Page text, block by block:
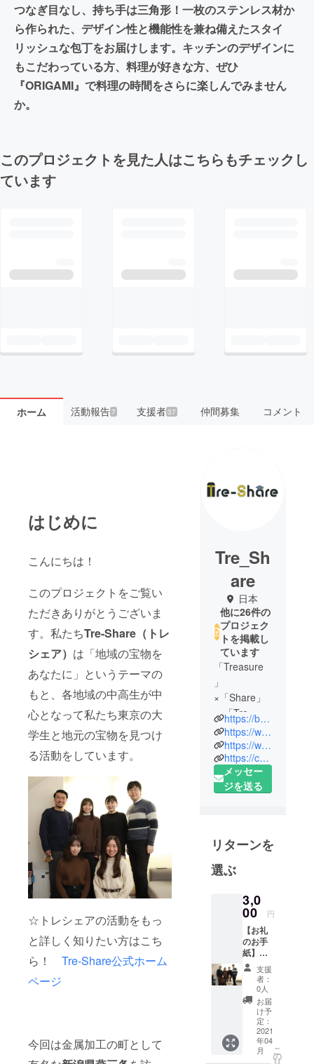
つなぎ目なし、持ち手は三角形！一枚のステンレス材か
ら作られた、デザイン性と機能性を兼ね備えたスタイ
リッシュな包丁をお届けします。キッチンのデザインに
もこだわっている方、料理が好きな方、ぜひ
『ORIGAMI』で料理の時間をさらに楽しんでみません
か。
このプロジェクトを見た人はこちらもチェックし
ています
ホーム 活動報告7 支援者37 仲間募集 コメント
はじめに
こんにちは！
このプロジェクトをご覧い
ただきありがとうございま
す。私たちTre-Share（トレ
シェア） は「地域の宝物を
あなたに」というテーマの
もと、各地域の中高生が中
心となって私たち東京の大
学生と地元の宝物を見つけ
る活動をしています。
☆トレシェアの活動をもっ
と詳しく知りたい方はこち
ら！ Tre-Share公式ホーム
ページ
今回は金属加工の町として
Tre_Sh
are
日本
他に26件の
プロジェク
トを掲載し
ています
「Treasure
」
×「Share」
＝「Tre-
Share」
この名前に
は、地方に
ある「宝
物」を、そ
に全国の皆
様にお届け
したい、
したいとい
う意味が込
められてい
ます。
私たちは現
在首都圏の
大学に通っ
が、地方出
身のメン
https://booster.kakewa.work/
https://www.facebook.com/treshare
https://www.instagram.com/treshare_takagizemi/
https://camp-fire.jp/curations/tre-share
メッセー
ジを送る
リターンを
選ぶ
3,0
00 円
【お礼
のお手
紙】
➤Tre-
Share
事務局
の大学
生から
お礼の
お手紙
ちの活
支援
者：
0人
お届
け予
定：
2021
年04
月
こ
の